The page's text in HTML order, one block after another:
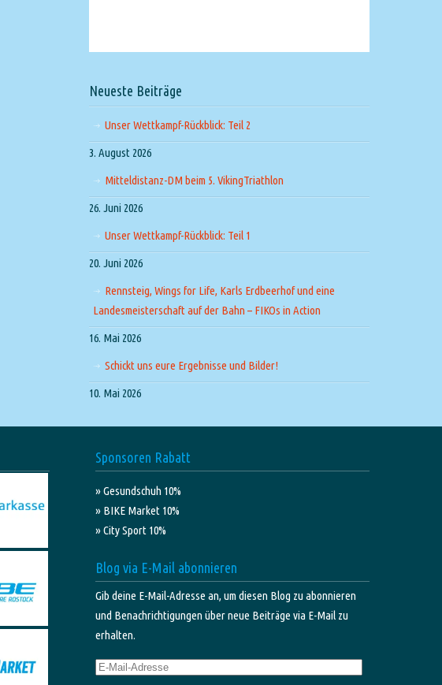
Neueste Beiträge
Unser Wettkampf-Rückblick: Teil 2
3. August 2026
Mitteldistanz-DM beim 5. VikingTriathlon
26. Juni 2026
Unser Wettkampf-Rückblick: Teil 1
20. Juni 2026
Rennsteig, Wings for Life, Karls Erdbeerhof und eine
Landesmeisterschaft auf der Bahn – FIKOs in Action
16. Mai 2026
Schickt uns eure Ergebnisse und Bilder!
10. Mai 2026
Sponsoren Rabatt
» Gesundschuh 10%
» BIKE Market 10%
» City Sport 10%
Blog via E-Mail abonnieren
Gib deine E-Mail-Adresse an, um diesen Blog zu abonnieren
und Benachrichtigungen über neue Beiträge via E-Mail zu
erhalten.
E-